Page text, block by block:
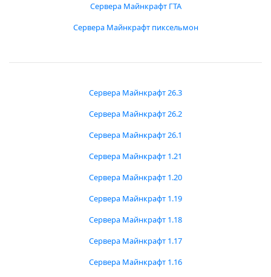
Сервера Майнкрафт ГТА
Сервера Майнкрафт пиксельмон
Сервера Майнкрафт 26.3
Сервера Майнкрафт 26.2
Сервера Майнкрафт 26.1
Сервера Майнкрафт 1.21
Сервера Майнкрафт 1.20
Сервера Майнкрафт 1.19
Сервера Майнкрафт 1.18
Сервера Майнкрафт 1.17
Сервера Майнкрафт 1.16